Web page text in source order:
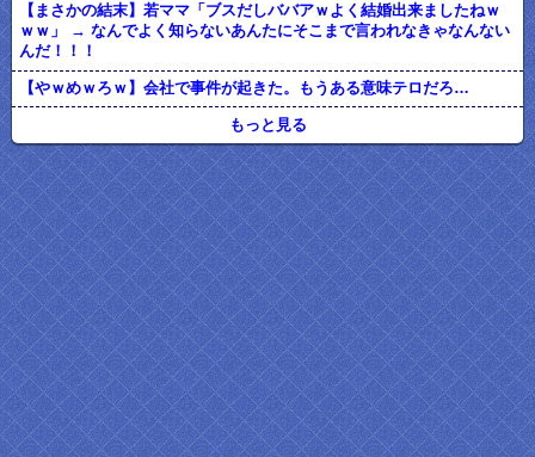
【まさかの結末】若ママ「ブスだしババアｗよく結婚出来ましたねｗ
ｗｗ」 → なんでよく知らないあんたにそこまで言われなきゃなんない
んだ！！！
【やｗめｗろｗ】会社で事件が起きた。もうある意味テロだろ…
もっと見る